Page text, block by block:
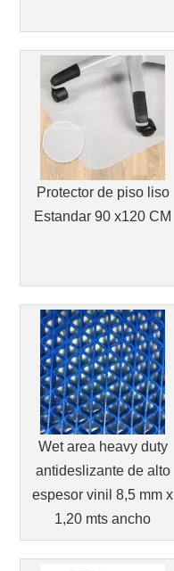
Protector de piso liso
Estandar 90 x120 CM
Wet area heavy duty
antideslizante de alto
espesor vinil 8,5 mm x
1,20 mts ancho